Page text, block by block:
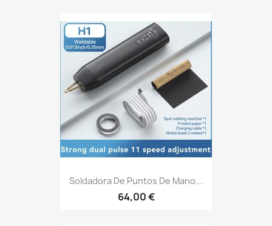
Soldadora De Puntos De Mano...
64,00 €